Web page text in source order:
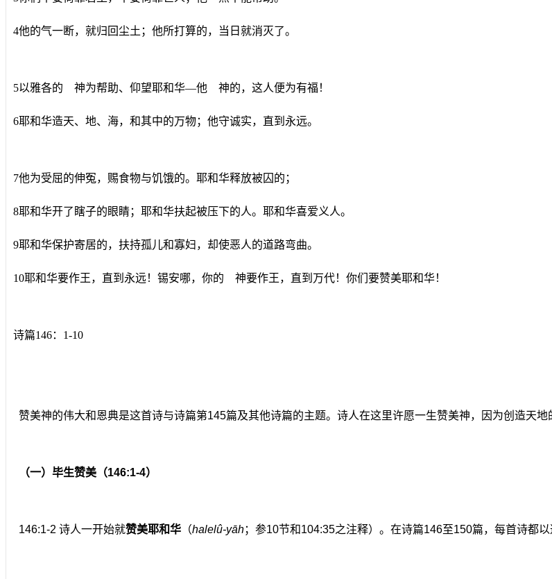
4他的气一断，就归回尘土；他所打算的，当日就消灭了。
5以雅各的 神为帮助、仰望耶和华―他 神的，这人便为有福！
6耶和华造天、地、海，和其中的万物；他守诚实，直到永远。
7他为受屈的伸冤，赐食物与饥饿的。耶和华释放被囚的；
8耶和华开了瞎子的眼睛；耶和华扶起被压下的人。耶和华喜爱义人。
9耶和华保护寄居的，扶持孤儿和寡妇，却使恶人的道路弯曲。
10耶和华要作王，直到永远！锡安哪，你的 神要作王，直到万代！你们要赞美耶和华！
诗篇146：1-10
赞美神的伟大和恩典是这首诗与诗篇第145篇及其他诗篇的主题。诗人在这里许愿一生赞美神，因为创造天地
（一）毕生赞美（146:1-4）
146:1-2 诗人一开始就赞美耶和华 （halelû-yāh；参10节和104:35之注释）。在诗篇146至150篇，每首诗都